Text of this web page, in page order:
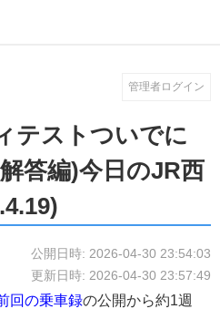
管理者ログイン
テストついでに
答編)今日のJR西
公開日時: 2026-04-30 23:54:03
更新日時: 2026-04-30 23:57:49
回の乗車録の公開から約1週